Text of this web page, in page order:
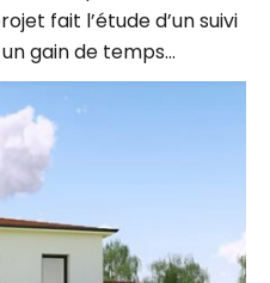
gain de temps…